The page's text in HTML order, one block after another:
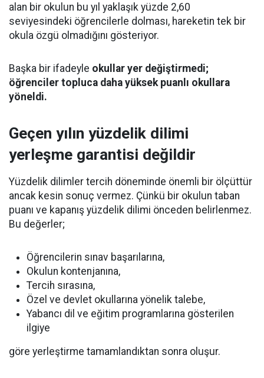
alan bir okulun bu yıl yaklaşık yüzde 2,60
seviyesindeki öğrencilerle dolması, hareketin tek bir
okula özgü olmadığını gösteriyor.
Başka bir ifadeyle okullar yer değiştirmedi;
öğrenciler topluca daha yüksek puanlı okullara
yöneldi.
Geçen yılın yüzdelik dilimi
yerleşme garantisi değildir
Yüzdelik dilimler tercih döneminde önemli bir ölçüttür
ancak kesin sonuç vermez. Çünkü bir okulun taban
puanı ve kapanış yüzdelik dilimi önceden belirlenmez.
Bu değerler;
Öğrencilerin sınav başarılarına,
Okulun kontenjanına,
Tercih sırasına,
Özel ve devlet okullarına yönelik talebe,
Yabancı dil ve eğitim programlarına gösterilen
ilgiye
göre yerleştirme tamamlandıktan sonra oluşur.